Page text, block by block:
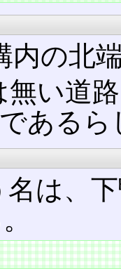
内の北
無い道
あるら
名は、